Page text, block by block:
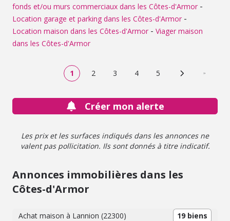
fonds et/ou murs commerciaux dans les Côtes-d'Armor -
Location garage et parking dans les Côtes-d'Armor -
Location maison dans les Côtes-d'Armor - Viager maison
dans les Côtes-d'Armor
1 2 3 4 5 Page suivante
Créer mon alerte
Les prix et les surfaces indiqués dans les annonces ne
valent pas pollicitation. Ils sont donnés à titre indicatif.
Annonces immobilières dans les
Côtes-d'Armor
Achat maison à Lannion (22300) 19 biens